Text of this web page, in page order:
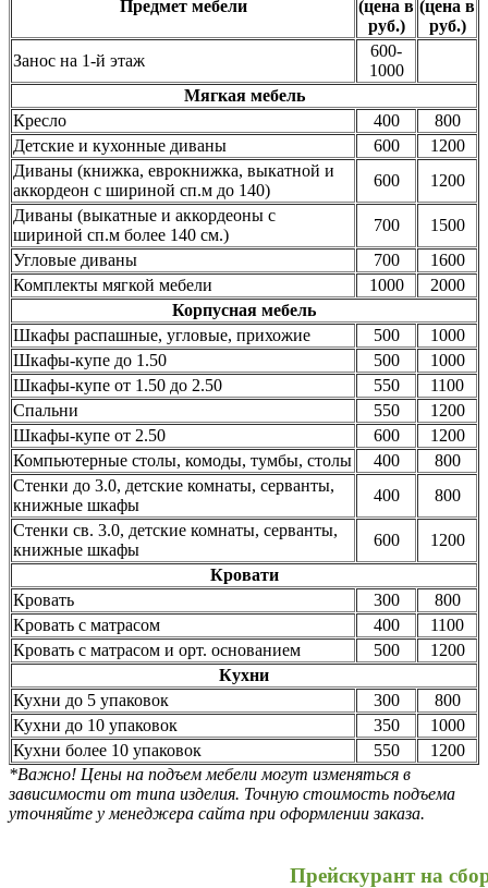
Предмет мебели
(цена в
руб.)
(цена в
руб.)
Занос на 1-й этаж
600-
1000
Мягкая мебель
Кресло
400
800
Детские и кухонные диваны
600
1200
Диваны (книжка, еврокнижка, выкатной и
аккордеон с шириной сп.м до 140)
600
1200
Диваны (выкатные и аккордеоны с
шириной сп.м более 140 см.)
700
1500
Угловые диваны
700
1600
Комплекты мягкой мебели
1000
2000
Корпусная мебель
Шкафы распашные, угловые, прихожие
500
1000
Шкафы-купе до 1.50
500
1000
Шкафы-купе от 1.50 до 2.50
550
1100
Спальни
550
1200
Шкафы-купе от 2.50
600
1200
Компьютерные столы, комоды, тумбы, столы
400
800
Стенки до 3.0, детские комнаты, серванты,
книжные шкафы
400
800
Стенки св. 3.0, детские комнаты, серванты,
книжные шкафы
600
1200
Кровати
Кровать
300
800
Кровать с матрасом
400
1100
Кровать с матрасом и орт. основанием
500
1200
Кухни
Кухни до 5 упаковок
300
800
Кухни до 10 упаковок
350
1000
Кухни более 10 упаковок
550
1200
*Важно! Цены на подъем мебели могут изменяться в
зависимости от типа изделия. Точную стоимость подъема
уточняйте у менеджера сайта при оформлении заказа.
Прейскурант на